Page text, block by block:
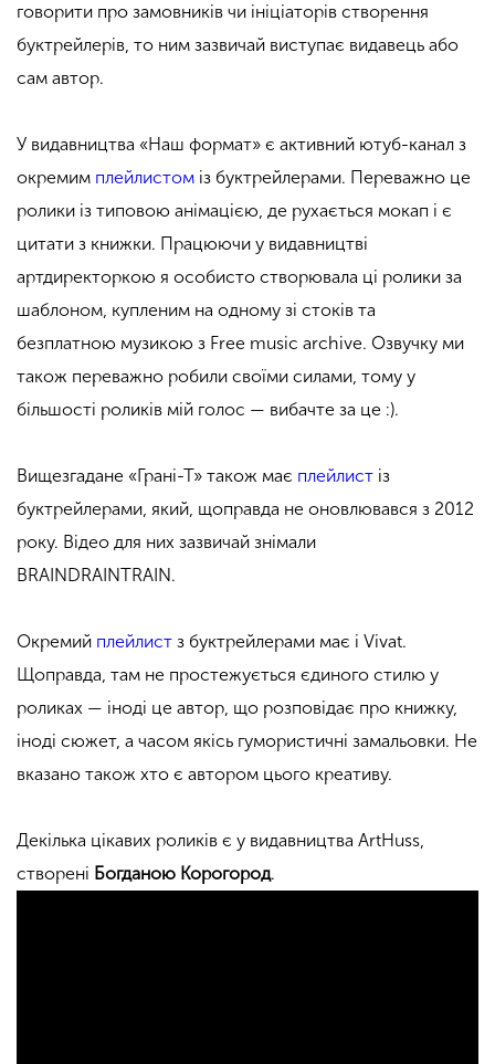
говорити про замовників чи ініціаторів створення
буктрейлерів, то ним зазвичай виступає видавець або
сам автор.
У видавництва «Наш формат» є активний ютуб-канал з
окремим плейлистом із буктрейлерами. Переважно це
ролики із типовою анімацією, де рухається мокап і є
цитати з книжки. Працюючи у видавництві
артдиректоркою я особисто створювала ці ролики за
шаблоном, купленим на одному зі стоків та
безплатною музикою з Free music archive. Озвучку ми
також переважно робили своїми силами, тому у
більшості роликів мій голос — вибачте за це :).
Вищезгадане «Грані-Т» також має плейлист із
буктрейлерами, який, щоправда не оновлювався з 2012
року. Відео для них зазвичай знімали
BRAINDRAINTRAIN.
Окремий плейлист з буктрейлерами має і Vivat.
Щоправда, там не простежується єдиного стилю у
роликах — іноді це автор, що розповідає про книжку,
іноді сюжет, а часом якісь гумористичні замальовки. Не
вказано також хто є автором цього креативу.
Декілька цікавих роликів є у видавництва ArtHuss,
створені Богданою Корогород.